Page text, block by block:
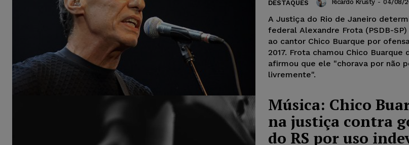
DESTAQUES Ricardo Krusty - 04/08/
A Justiça do Rio de Janeiro
federal Alexandre Frota (PSDB-
ao cantor Chico Buarque por
2017. Frota chamou Chico
afirmou que ele "chorava por não
livremente".
Música: Chico
na justiça contra
do RS por uso